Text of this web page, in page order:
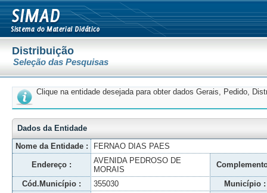
Distribuição
Seleção das Pesquisas
Clique na entidade desejada para obter dados Gerais, Pedido,
Dados da Entidade
Nome da Entidade :
FERNAO DIAS PAES
Endereço :
AVENIDA PEDROSO DE
MORAIS
Cód.Município : 355030 Município :